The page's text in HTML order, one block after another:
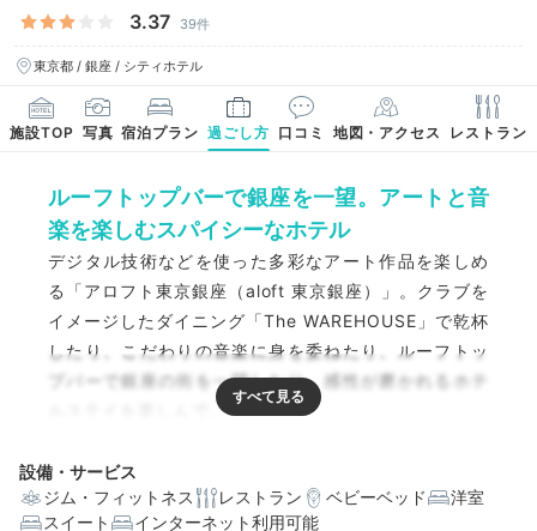
3.37 39件
東京都 / 銀座 / シティホテル
施設TOP 写真 宿泊プラン 過ごし方 口コミ 地図・アクセス レストラン
ルーフトップバーで銀座を一望。アートと音
楽を楽しむスパイシーなホテル
デジタル技術などを使った多彩なアート作品を楽しめ
る「アロフト東京銀座（aloft 東京銀座）」。クラブを
イメージしたダイニング「The WAREHOUSE」で乾杯
したり、こだわりの音楽に身を委ねたり、ルーフトッ
プバーで銀座の街を一望したり。感性が磨かれるホテ
ルステイを楽しんで。
設備・サービス
ジム・フィットネス
レストラン ベビーベッド
洋室
スイート
インターネット利用可能